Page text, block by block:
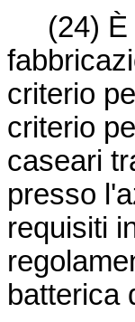
(24) È
criterio
criterio
caseari
presso
requisiti
batterica